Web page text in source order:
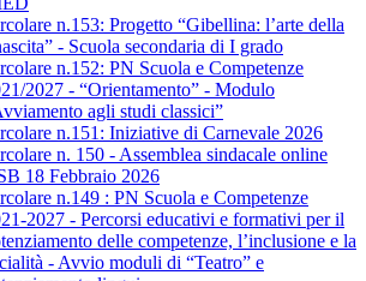
n.153: Progetto “Gibellina: l’arte della
- Scuola secondaria di I grado
n.152: PN Scuola e Competenze
2027 - “Orientamento” - Modulo
agli studi classici”
n.151: Iniziative di Carnevale 2026
n. 150 - Assemblea sindacale online
18 Febbraio 2026
n.149 : PN Scuola e Competenze
2027 - Percorsi educativi e formativi per il
delle competenze, l’inclusione e la
- Avvio moduli di “Teatro” e